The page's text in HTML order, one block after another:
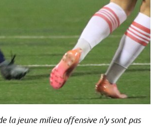
la jeune milieu offensive n’y sont pas